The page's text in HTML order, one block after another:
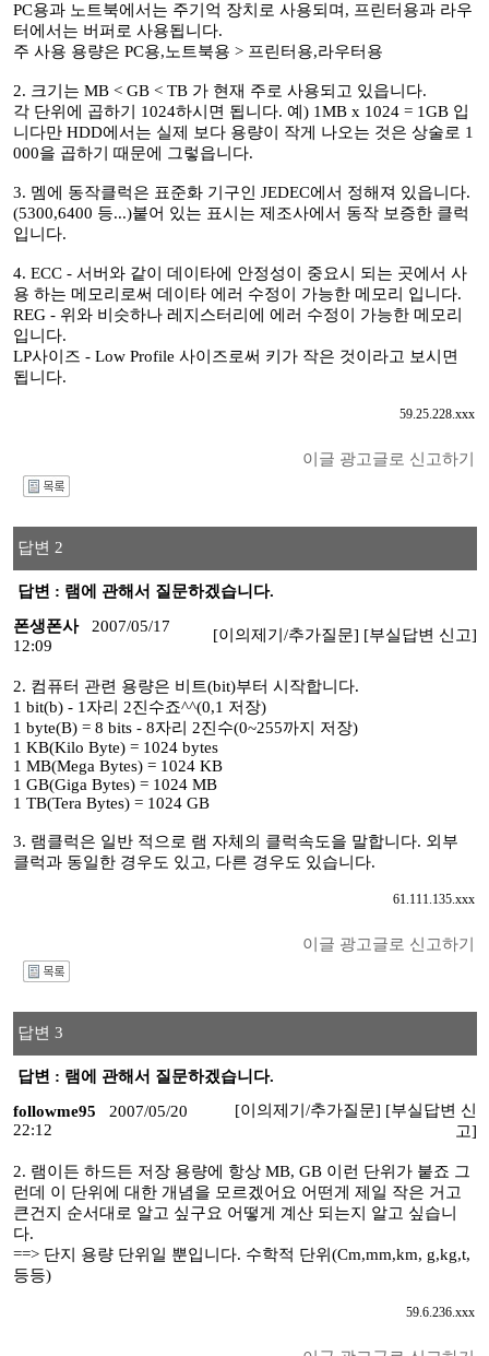
PC용과 노트북에서는 주기억 장치로 사용되며, 프린터용과 라우
터에서는 버퍼로 사용됩니다.
주 사용 용량은 PC용,노트북용 > 프린터용,라우터용
2. 크기는 MB < GB < TB 가 현재 주로 사용되고 있읍니다.
각 단위에 곱하기 1024하시면 됩니다. 예) 1MB x 1024 = 1GB 입
니다만 HDD에서는 실제 보다 용량이 작게 나오는 것은 상술로 1
000을 곱하기 때문에 그렇읍니다.
3. 멤에 동작클럭은 표준화 기구인 JEDEC에서 정해져 있읍니다.
(5300,6400 등...)붙어 있는 표시는 제조사에서 동작 보증한 클럭
입니다.
4. ECC - 서버와 같이 데이타에 안정성이 중요시 되는 곳에서 사
용 하는 메모리로써 데이타 에러 수정이 가능한 메모리 입니다.
REG - 위와 비슷하나 레지스터리에 에러 수정이 가능한 메모리
입니다.
LP사이즈 - Low Profile 사이즈로써 키가 작은 것이라고 보시면
됩니다.
59.25.228.xxx
이글 광고글로 신고하기
답변 2
답변 : 램에 관해서 질문하겠습니다.
폰생폰사
2007/05/17
12:09
[이의제기/추가질문] [부실답변 신고]
2. 컴퓨터 관련 용량은 비트(bit)부터 시작합니다.
1 bit(b) - 1자리 2진수죠^^(0,1 저장)
1 byte(B) = 8 bits - 8자리 2진수(0~255까지 저장)
1 KB(Kilo Byte) = 1024 bytes
1 MB(Mega Bytes) = 1024 KB
1 GB(Giga Bytes) = 1024 MB
1 TB(Tera Bytes) = 1024 GB
3. 램클럭은 일반 적으로 램 자체의 클럭속도을 말합니다. 외부
클럭과 동일한 경우도 있고, 다른 경우도 있습니다.
61.111.135.xxx
이글 광고글로 신고하기
답변 3
답변 : 램에 관해서 질문하겠습니다.
followme95
2007/05/20
22:12
[이의제기/추가질문] [부실답변 신
고]
2. 램이든 하드든 저장 용량에 항상 MB, GB 이런 단위가 붙죠 그
런데 이 단위에 대한 개념을 모르겠어요 어떤게 제일 작은 거고
큰건지 순서대로 알고 싶구요 어떻게 계산 되는지 알고 싶습니
다.
==> 단지 용량 단위일 뿐입니다. 수학적 단위(Cm,mm,km, g,kg,t,
등등)
59.6.236.xxx